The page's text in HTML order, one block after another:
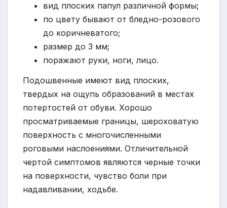
вид плоских папул различной формы;
по цвету бывают от бледно-розового
до коричневатого;
размер до 3 мм;
поражают руки, ноги, лицо.
Подошвенные имеют вид плоских,
твердых на ощупь образований в местах
потертостей от обуви. Хорошо
просматриваемые границы, шероховатую
поверхность с многочисленными
роговыми наслоениями. Отличительной
чертой симптомов являются черные точки
на поверхности, чувство боли при
надавливании, ходьбе.